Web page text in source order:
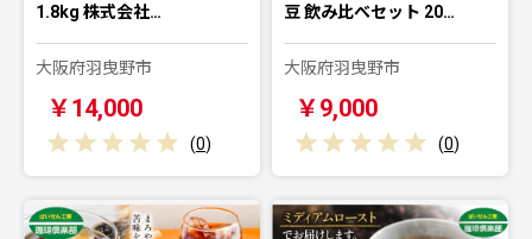
1.8kg 株式会社…
大阪府羽曳野市
￥14,000
(0)
豆 飲み比べセット 20…
大阪府羽曳野市
￥9,000
(0)